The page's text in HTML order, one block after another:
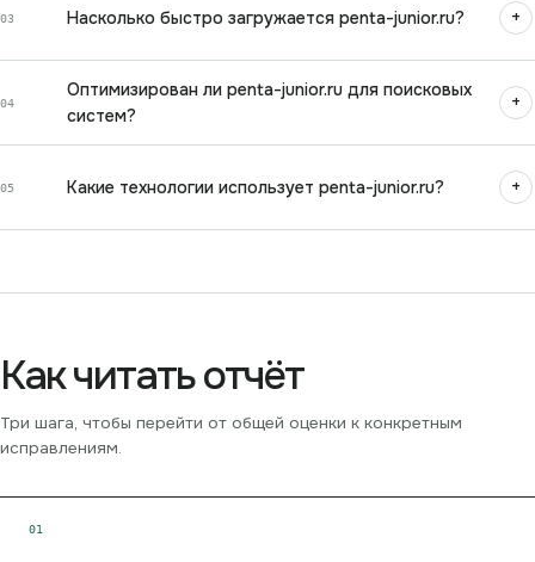
03 Насколько быстро загружается penta-junior.ru? +
04
Оптимизирован ли penta-junior.ru для поисковых
систем?
+
05 Какие технологии использует penta-junior.ru? +
Как читать отчёт
Три шага, чтобы перейти от общей оценки к конкретным
исправлениям.
01